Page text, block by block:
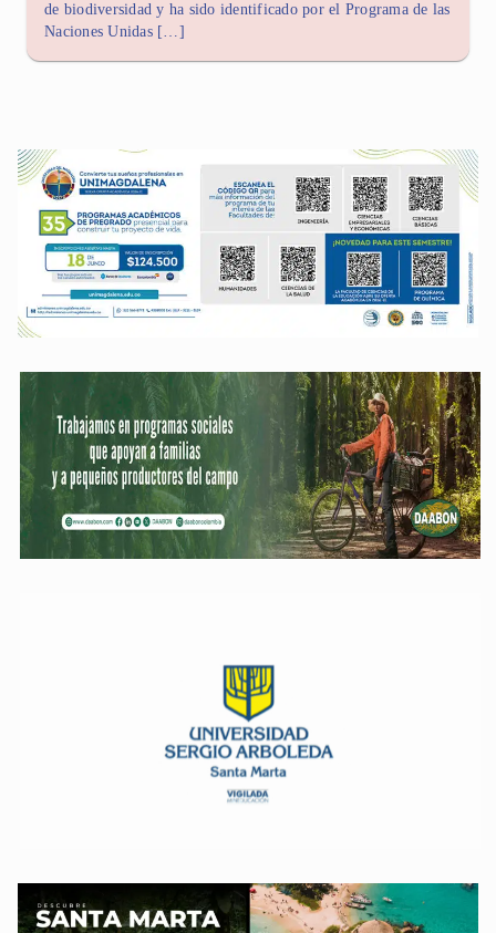
de biodiversidad y ha sido identificado por el Programa de las
Naciones Unidas […]